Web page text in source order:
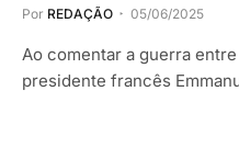
Por REDAÇÃO 05/06/2025
Ao comentar a guerra
presidente francês